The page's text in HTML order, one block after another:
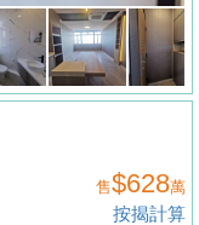
售$628萬
按揭計算